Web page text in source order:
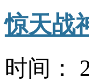
惊天战
时间：